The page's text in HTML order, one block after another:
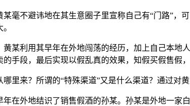
某毫不避讳地在其生意圈子里宣称自己有“门路”，
黄某利用其早年在外地闯荡的经历，加上自己本地
手段，最后实现以假乱真的效果，知假买假售假，
哪里来？所谓的“特殊渠道”又是什么渠道？通过对
年在外地结识了销售假酒的孙某。孙某是外地一家